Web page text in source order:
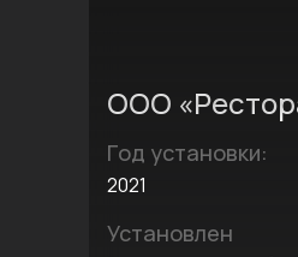
ООО
Год установки:
2021
Установлен